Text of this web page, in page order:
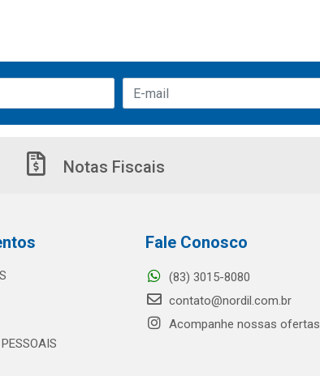
Notas Fiscais
Fale Conosco
(83) 3015-8080
contato@nordil.com.br
Acompanhe nossas ofertas